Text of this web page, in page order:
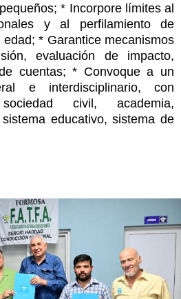
* Incorpore límites al
y al perfilamiento de
* Garantice mecanismos
evaluación de impacto,
cuentas; * Convoque a un
e interdisciplinario, con
civil, academia,
educativo, sistema de